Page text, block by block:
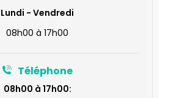
Lundi - Vendredi
08h00 à 17h00
Téléphone
08h00 à 17h00: